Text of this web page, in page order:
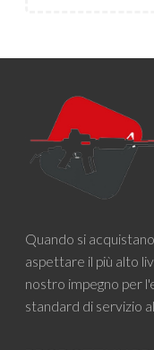
Quando si
aspettare il più alto
nostro impegno per
standard di servizio